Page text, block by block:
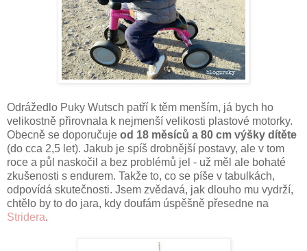
Odrážedlo Puky Wutsch patří k těm menším, já bych ho
velikostně přirovnala k nejmenší velikosti plastové motorky.
Obecně se doporučuje od 18 měsíců a 80 cm výšky dítěte
(do cca 2,5 let). Jakub je spíš drobnější postavy, ale v tom
roce a půl naskočil a bez problémů jel - už měl ale bohaté
zkušenosti s endurem. Takže to, co se píše v tabulkách,
odpovídá skutečnosti. Jsem zvědavá, jak dlouho mu vydrží,
chtělo by to do jara, kdy doufám úspěšně přesedne na
Stridera.